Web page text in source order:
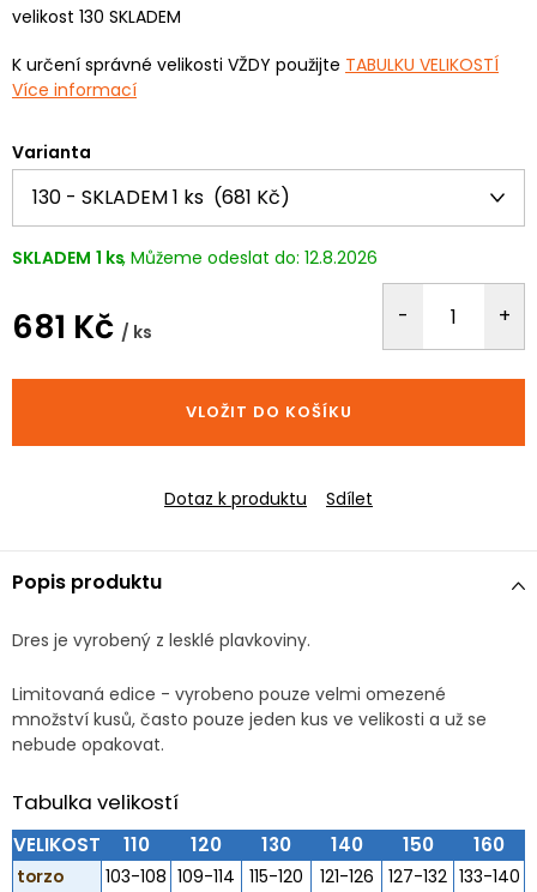
velikost 130 SKLADEM
K určení správné velikosti VŽDY použijte TABULKU VELIKOSTÍ
Více informací
Varianta
SKLADEM 1 ks 12.8.2026
681 Kč / ks
cena:
VLOŽIT DO KOŠÍKU
Dotaz k produktu Sdílet
Popis produktu
Dres je vyrobený z lesklé plavkoviny.
Limitovaná edice - vyrobeno pouze velmi omezené
množství kusů, často pouze jeden kus ve velikosti a už se
nebude opakovat.
Tabulka velikostí
VELIKOST 110 120 130 140 150 160
torzo 103-108 109-114 115-120 121-126 127-132 133-140